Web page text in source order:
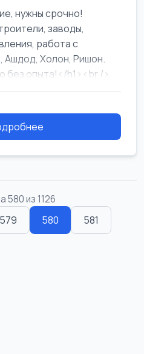
нужны срочно!
заводы,
работа с
Ашдод, Холон, Ришон.
без опыта!</h1><br />
580 из 1126
579 580 581